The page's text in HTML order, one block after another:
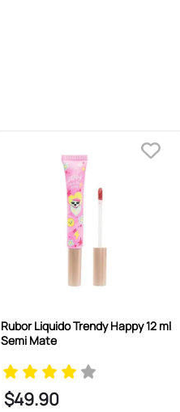
Rubor Liquido Trendy Happy 12 ml
Semi Mate
$49.90